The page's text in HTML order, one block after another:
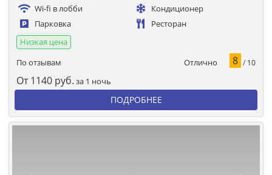
Wi-fi в лобби
Кондиционер
Парковка
Ресторан
Низкая цена
По отзывам
Отлично 8 / 10
От 1140 руб. за 1 ночь
ПОДРОБНЕЕ